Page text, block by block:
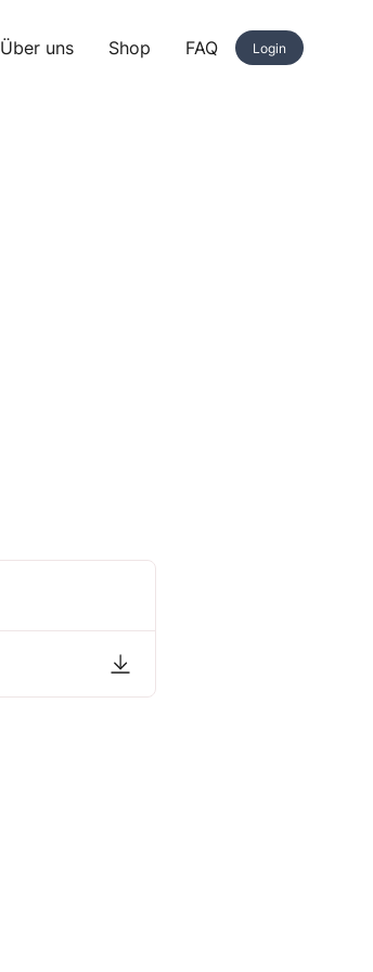
Über uns Shop FAQ Login